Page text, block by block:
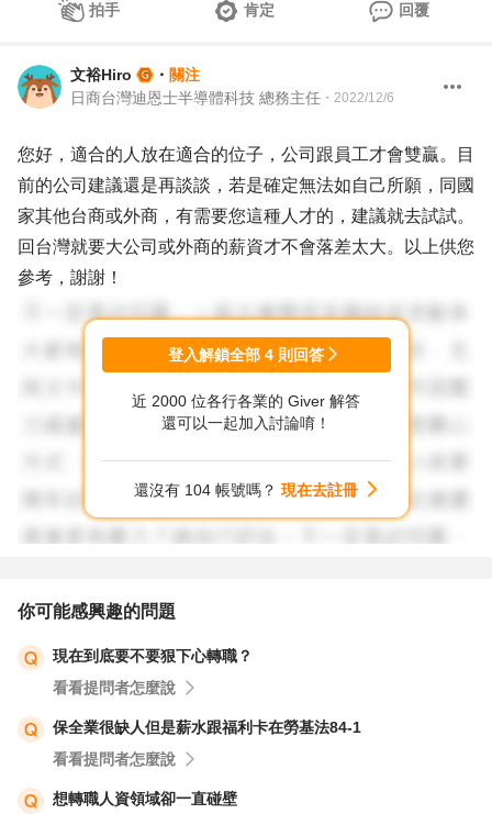
拍手 肯定 回覆
文裕Hiro ・ 關注
日商台灣迪恩士半導體科技 總務主任 ・ 2022/12/6
您好，適合的人放在適合的位子，公司跟員工才會雙贏。目
前的公司建議還是再談談，若是確定無法如自己所願，同國
家其他台商或外商，有需要您這種人才的，建議就去試試。
回台灣就要大公司或外商的薪資才不會落差太大。以上供您
參考，謝謝！
登入解鎖全部 4 則回答
近 2000 位各行各業的 Giver 解答
還可以一起加入討論唷！
還沒有 104 帳號嗎？ 現在去註冊
你可能感興趣的問題
現在到底要不要狠下心轉職？
看看提問者怎麼說
保全業很缺人但是薪水跟福利卡在勞基法84-1
看看提問者怎麼說
想轉職人資領域卻一直碰壁